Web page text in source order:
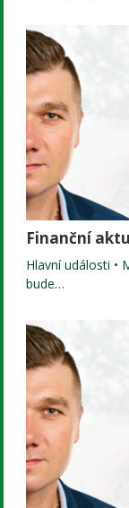
Finanční
Hlavní události •
bude…